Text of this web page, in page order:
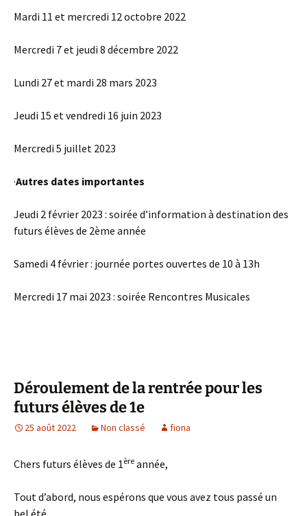
Mardi 11 et mercredi 12 octobre 2022
Mercredi 7 et jeudi 8 décembre 2022
Lundi 27 et mardi 28 mars 2023
Jeudi 15 et vendredi 16 juin 2023
Mercredi 5 juillet 2023
·Autres dates importantes
Jeudi 2 février 2023 : soirée d’information à destination des
futurs élèves de 2ème année
Samedi 4 février : journée portes ouvertes de 10 à 13h
Mercredi 17 mai 2023 : soirée Rencontres Musicales
Déroulement de la rentrée pour les
futurs élèves de 1e
25 août 2022 Non classé fiona
Chers futurs élèves de 1ère année,
Tout d’abord, nous espérons que vous avez tous passé un